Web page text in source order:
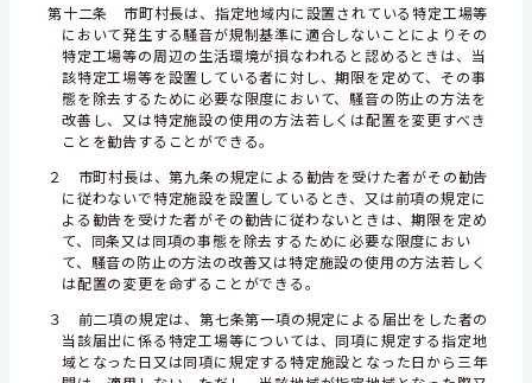
第十二条 市町村長は、指定地域内に設置されている特定工場等
において発生する騒音が規制基準に適合しないことによりその
特定工場等の周辺の生活環境が損なわれると認めるときは、当
該特定工場等を設置している者に対し、期限を定めて、その事
態を除去するために必要な限度において、騒音の防止の方法を
改善し、又は特定施設の使用の方法若しくは配置を変更すべき
ことを勧告することができる。
２ 市町村長は、第九条の規定による勧告を受けた者がその勧告
に従わないで特定施設を設置しているとき、又は前項の規定に
よる勧告を受けた者がその勧告に従わないときは、期限を定め
て、同条又は同項の事態を除去するために必要な限度におい
て、騒音の防止の方法の改善又は特定施設の使用の方法若しく
は配置の変更を命ずることができる。
３ 前二項の規定は、第七条第一項の規定による届出をした者の
当該届出に係る特定工場等については、同項に規定する指定地
域となった日又は同項に規定する特定施設となった日から三年